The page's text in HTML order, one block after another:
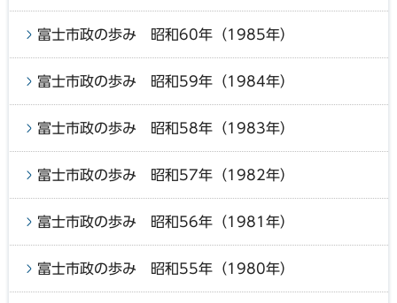
富士市政の歩み 昭和60年（1985年）
富士市政の歩み 昭和59年（1984年）
富士市政の歩み 昭和58年（1983年）
富士市政の歩み 昭和57年（1982年）
富士市政の歩み 昭和56年（1981年）
富士市政の歩み 昭和55年（1980年）